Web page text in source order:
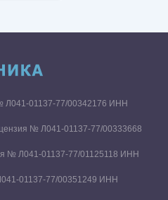
01137-77/00342176 ИНН
№ Л041-01137-77/00333668
№ Л041-01137-77/01125118 ИНН
01137-77/00351249 ИНН